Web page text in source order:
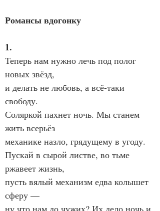
Романсы вдогонку
1.
Теперь нам нужно лечь под полог
новых звёзд,
и делать не любовь, а всё-таки
свободу.
Соляркой пахнет ночь. Мы станем
жить всерьёз
механике назло, грядущему в угоду.
Пускай в сырой листве, во тьме
ржавеет жизнь,
пусть вялый механизм едва колышет
сферу —
ну что нам до чужих? Их дело ночь и